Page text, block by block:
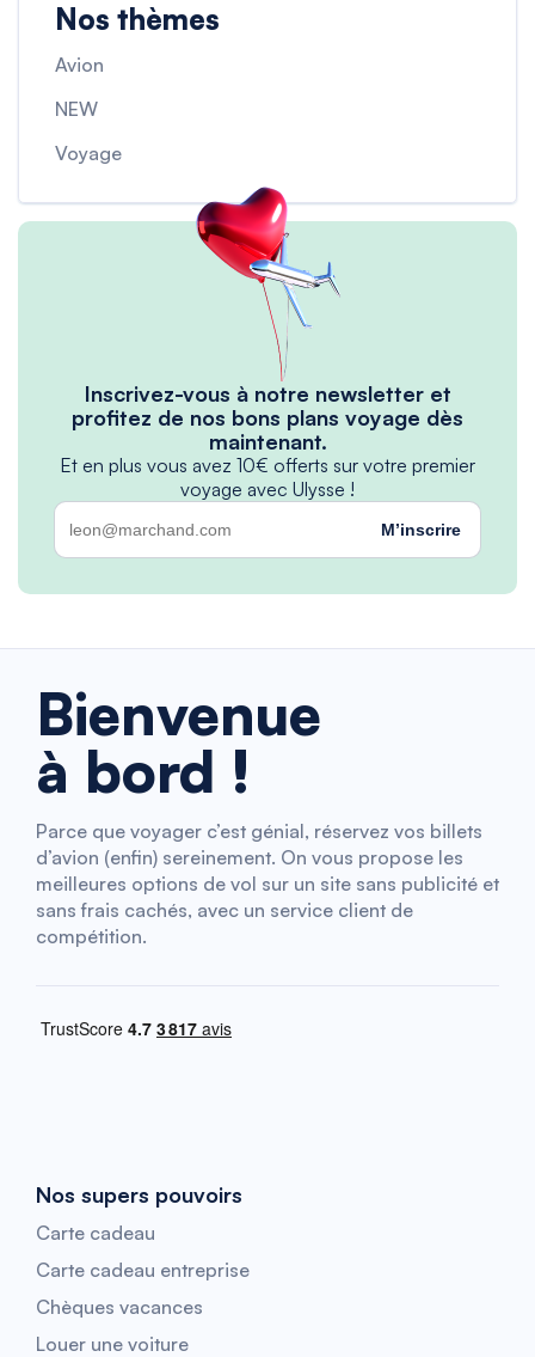
Nos thèmes
Avion
NEW
Voyage
Inscrivez-vous à notre newsletter et
profitez de nos bons plans voyage dès
maintenant.
Et en plus vous avez 10€ offerts sur votre premier
voyage avec Ulysse !
M’inscrire
Bienvenue
à bord !
Parce que voyager c’est génial, réservez vos billets
d’avion (enfin) sereinement. On vous propose les
meilleures options de vol sur un site sans publicité et
sans frais cachés, avec un service client de
compétition.
Nos supers pouvoirs
Carte cadeau
Carte cadeau entreprise
Chèques vacances
Louer une voiture